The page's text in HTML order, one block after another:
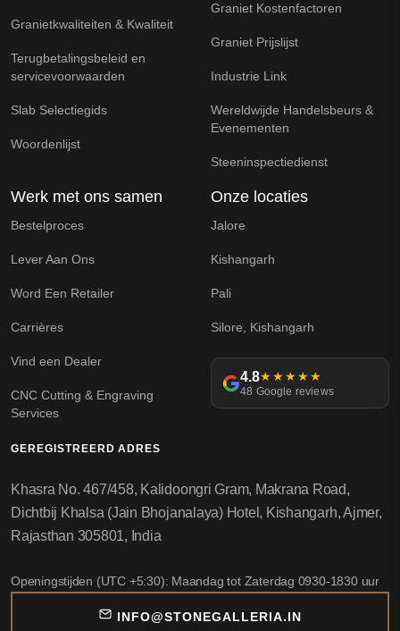
Granietkwaliteiten & Kwaliteit
Terugbetalingsbeleid en
servicevoorwaarden
Slab Selectiegids
Woordenlijst
Graniet Kostenfactoren
Graniet Prijslijst
Industrie Link
Wereldwijde Handelsbeurs &
Evenementen
Steeninspectiedienst
Werk met ons samen
Bestelproces
Lever Aan Ons
Word Een Retailer
Carrières
Vind een Dealer
CNC Cutting & Engraving
Services
Onze locaties
Jalore
Kishangarh
Pali
Silore, Kishangarh
4.8★★★★★
48 Google reviews
GEREGISTREERD ADRES
Khasra No. 467/458, Kalidoongri Gram, Makrana Road,
Dichtbij Khalsa (Jain Bhojanalaya) Hotel, Kishangarh, Ajmer,
Rajasthan 305801, India
Openingstijden (UTC +5:30): Maandag tot Zaterdag 0930-1830 uur
INFO@STONEGALLERIA.IN